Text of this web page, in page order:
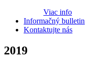
Viac info
Informačný bulletin
Kontaktujte nás
2019